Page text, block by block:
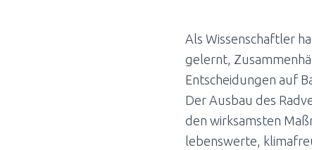
Als Wissenschaftler
gelernt,
Entscheidungen auf
Der Ausbau des
den wirksamsten
lebenswerte,